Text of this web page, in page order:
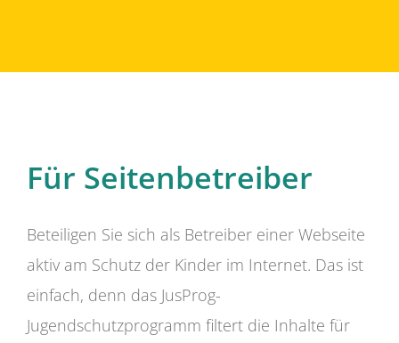
Für Seitenbetreiber
Beteiligen Sie sich als Betreiber einer Webseite
aktiv am Schutz der Kinder im Internet. Das ist
einfach, denn das JusProg-
Jugendschutzprogramm filtert die Inhalte für